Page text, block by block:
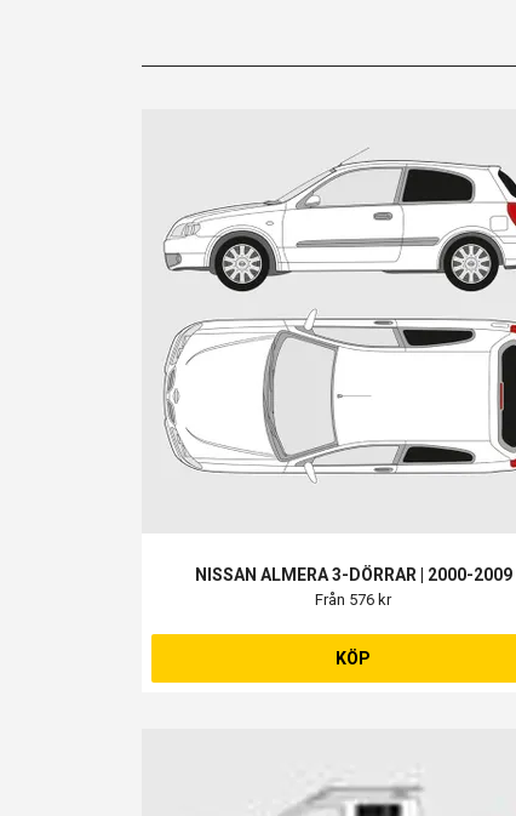
NISSAN ALMERA 3-DÖRRAR | 2000-2009
Från 576 kr
KÖP